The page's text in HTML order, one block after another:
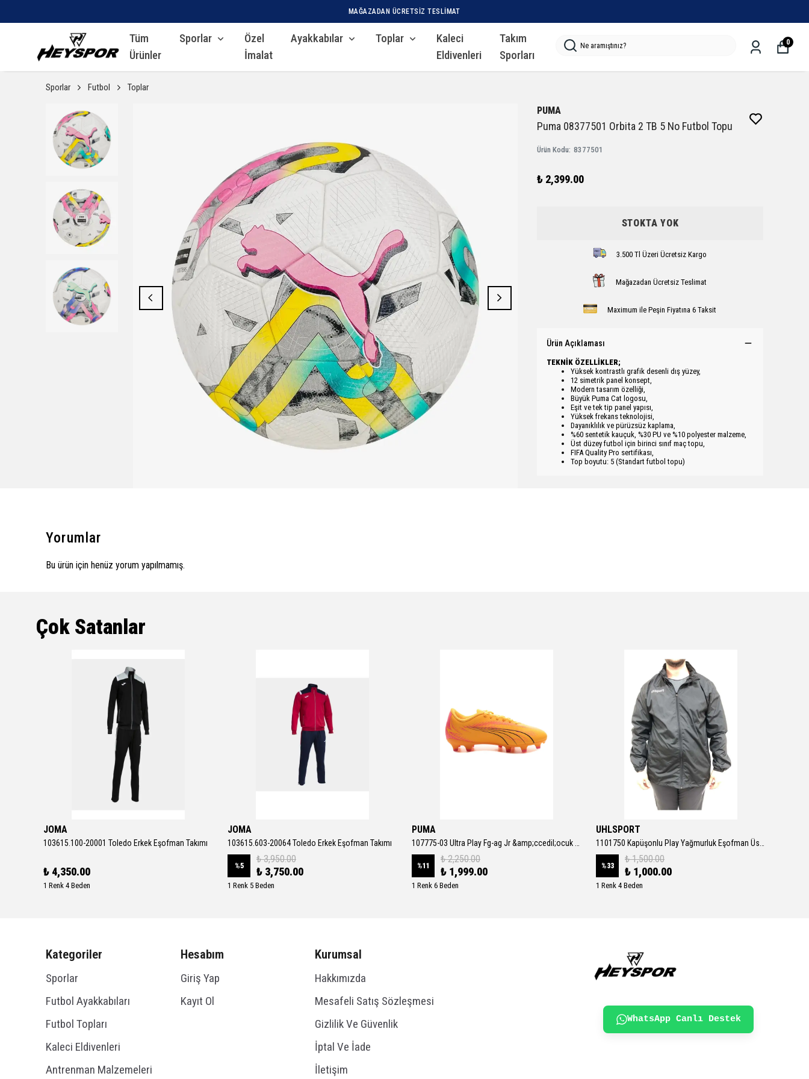
MAĞAZADAN ÜCRETSIZ TESLIMAT
Tüm
Ürünler
Sporlar
Özel
İmalat
Ayakkabılar Toplar
Kaleci
Eldivenleri
Takım
Sporları
0
Sporlar Futbol Toplar
PUMA
Puma 08377501 Orbita 2 TB 5 No Futbol Topu
Ürün Kodu: 8377501
₺ 2,399.00
STOKTA YOK
3.500 Tl Üzeri Ücretsiz Kargo
Mağazadan Ücretsiz Teslimat
Maximum ile Peşin Fiyatına 6 Taksit
Ürün Açıklaması
TEKNİK ÖZELLİKLER;
Yüksek kontrastlı grafik desenli dış yüzey,
12 simetrik panel konsept,
Modern tasarım özelliği,
Büyük Puma Cat logosu,
Eşit ve tek tip panel yapısı,
Yüksek frekans teknolojisi,
Dayanıklılık ve pürüzsüz kaplama,
%60 sentetik kauçuk, %30 PU ve %10 polyester malzeme,
Üst düzey futbol için birinci sınıf maç topu,
FIFA Quality Pro sertifikası,
Top boyutu: 5 (Standart futbol topu)
Yorumlar
Bu ürün için henüz yorum yapılmamış.
Çok Satanlar
JOMA
103615.100-20001 Toledo Erkek Eşofman Takımı
₺ 4,350.00
1 Renk 4 Beden
JOMA
103615.603-20064 Toledo Erkek Eşofman Takımı
%5
₺ 3,950.00
₺ 3,750.00
1 Renk 5 Beden
PUMA
%11
₺ 2,250.00
₺ 1,999.00
1 Renk 6 Beden
UHLSPORT
%33
₺ 1,500.00
₺ 1,000.00
1 Renk 4 Beden
Kategoriler
Sporlar
Futbol Ayakkabıları
Futbol Topları
Kaleci Eldivenleri
Antrenman Malzemeleri
Hesabım
Giriş Yap
Kayıt Ol
Kurumsal
Hakkımızda
Mesafeli Satış Sözleşmesi
Gizlilik Ve Güvenlik
İptal Ve İade
İletişim
WhatsApp Canlı Destek